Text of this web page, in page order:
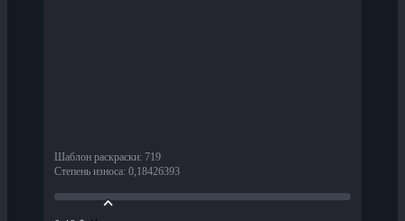
Шаблон раскраски: 719
Степень износа: 0,18426393